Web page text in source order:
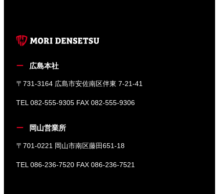
広島本社
〒731-3164 広島市安佐南区伴東 7-21-41
TEL 082-555-9305 FAX 082-555-9306
岡山営業所
〒701-0221 岡山市南区藤田651-18
TEL 086-236-7520 FAX 086-236-7521